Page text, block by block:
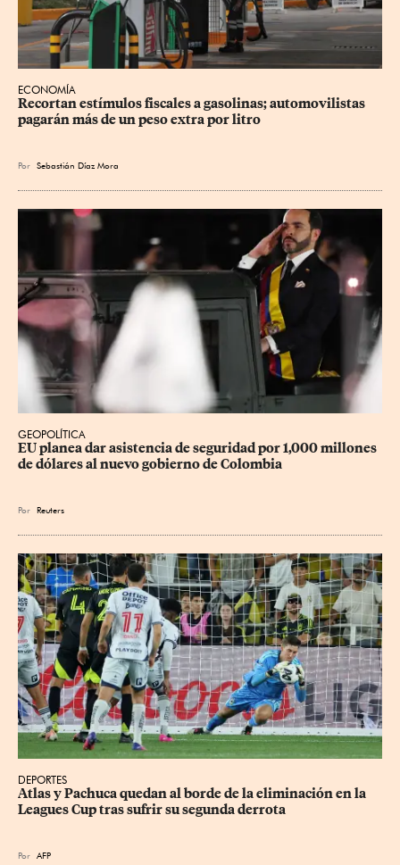
ECONOMÍA
Recortan estímulos fiscales a gasolinas; automovilistas
pagarán más de un peso extra por litro
Por Sebastián Díaz Mora
GEOPOLÍTICA
EU planea dar asistencia de seguridad por 1,000 millones
de dólares al nuevo gobierno de Colombia
Por Reuters
DEPORTES
Atlas y Pachuca quedan al borde de la eliminación en la
Leagues Cup tras sufrir su segunda derrota
Por AFP